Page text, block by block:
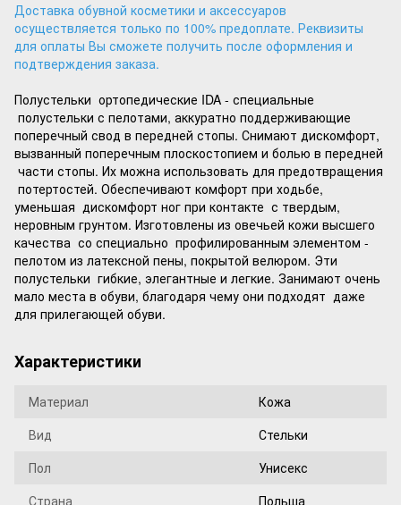
Доставка обувной косметики и аксессуаров
осуществляется только по 100% предоплате. Реквизиты
для оплаты Вы сможете получить после оформления и
подтверждения заказа.
Полустельки ортопедические IDA - специальные
полустельки с пелотами, аккуратно поддерживающие
поперечный свод в передней стопы. Снимают дискомфорт,
вызванный поперечным плоскостопием и болью в передней
части стопы. Их можна использовать для предотвращения
потертостей. Обеспечивают комфорт при ходьбе,
уменьшая дискомфорт ног при контакте с твердым,
неровным грунтом. Изготовлены из овечьей кожи высшего
качества со специально профилированным элементом -
пелотом из латексной пены, покрытой велюром. Эти
полустельки гибкие, элегантные и легкие. Занимают очень
мало места в обуви, благодаря чему они подходят даже
для прилегающей обуви.
Характеристики
Материал
Кожа
Вид
Стельки
Пол
Унисекс
Страна
Польша